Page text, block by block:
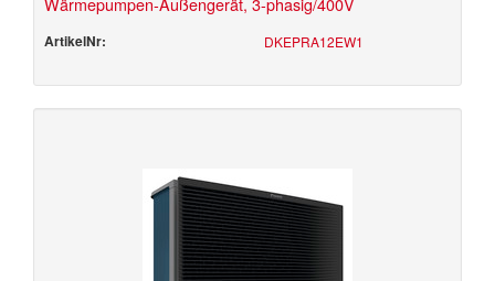
ArtikelNr: DKEPRA12EW1